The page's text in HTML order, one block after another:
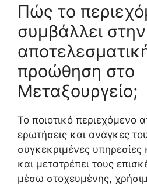
Πώς το
συμβάλλει στην
προώθηση στο
Μεταξουργείο;
Το ποιοτικό περιεχόμενο
ερωτήσεις και ανάγκες
συγκεκριμένες υπηρεσίες
και μετατρέπει τους
μέσω στοχευμένης,